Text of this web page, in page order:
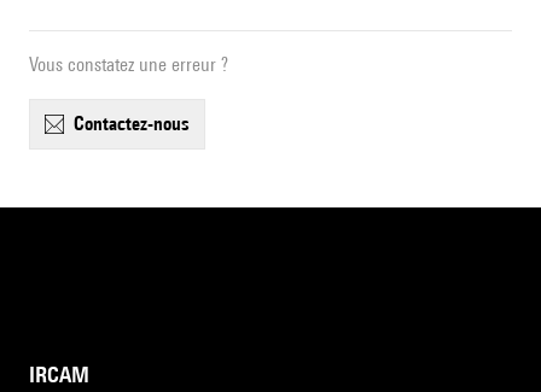
Vous constatez une erreur ?
contactez-nous
IRCAM